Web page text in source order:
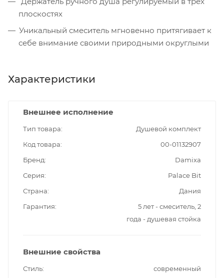
плоскостях
Уникальный смеситель мгновенно притягивает к
себе внимание своими природными округлыми
Характеристики
Внешнее исполнение
Тип товара
Душевой комплект
Код товара
00-01132907
Бренд
Damixa
Серия
Palace Bit
Страна
Дания
Гарантия
5 лет - смеситель, 2
года - душевая стойка
Внешние свойства
Стиль современный